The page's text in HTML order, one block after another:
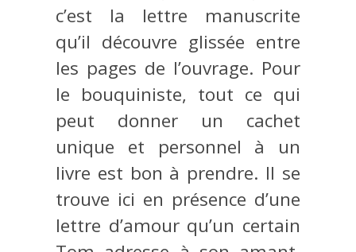
c’est la lettre manuscrite
qu’il découvre glissée entre
les pages de l’ouvrage. Pour
le bouquiniste, tout ce qui
peut donner un cachet
unique et personnel à un
livre est bon à prendre. Il se
trouve ici en présence d’une
lettre d’amour qu’un certain